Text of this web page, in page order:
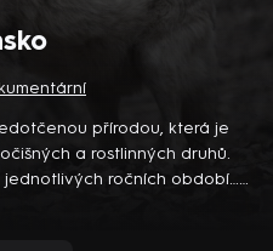
přírodou, která je
a rostlinných druhů.
ročních období…
městečka Gibsons,
svým týmem odhaluje temná
atmosféru komunity a
vztah s dospívající
M. Loweová, S.